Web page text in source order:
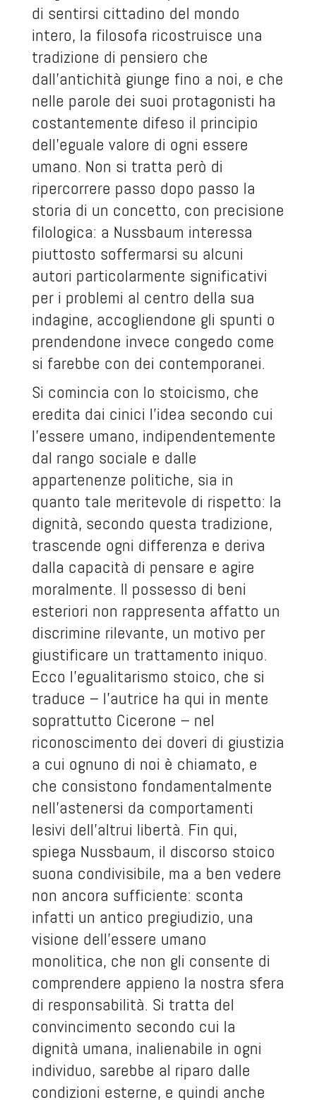
di sentirsi cittadino del mondo
intero, la filosofa ricostruisce una
tradizione di pensiero che
dall’antichità giunge fino a noi, e che
nelle parole dei suoi protagonisti ha
costantemente difeso il principio
dell’eguale valore di ogni essere
umano. Non si tratta però di
ripercorrere passo dopo passo la
storia di un concetto, con precisione
filologica: a Nussbaum interessa
piuttosto soffermarsi su alcuni
autori particolarmente significativi
per i problemi al centro della sua
indagine, accogliendone gli spunti o
prendendone invece congedo come
si farebbe con dei contemporanei.
Si comincia con lo stoicismo, che
eredita dai cinici l’idea secondo cui
l’essere umano, indipendentemente
dal rango sociale e dalle
appartenenze politiche, sia in
quanto tale meritevole di rispetto: la
dignità, secondo questa tradizione,
trascende ogni differenza e deriva
dalla capacità di pensare e agire
moralmente. Il possesso di beni
esteriori non rappresenta affatto un
discrimine rilevante, un motivo per
giustificare un trattamento iniquo.
Ecco l’egualitarismo stoico, che si
traduce – l’autrice ha qui in mente
soprattutto Cicerone – nel
riconoscimento dei doveri di giustizia
a cui ognuno di noi è chiamato, e
che consistono fondamentalmente
nell’astenersi da comportamenti
lesivi dell’altrui libertà. Fin qui,
spiega Nussbaum, il discorso stoico
suona condivisibile, ma a ben vedere
non ancora sufficiente: sconta
infatti un antico pregiudizio, una
visione dell’essere umano
monolitica, che non gli consente di
comprendere appieno la nostra sfera
di responsabilità. Si tratta del
convincimento secondo cui la
dignità umana, inalienabile in ogni
individuo, sarebbe al riparo dalle
condizioni esterne, e quindi anche